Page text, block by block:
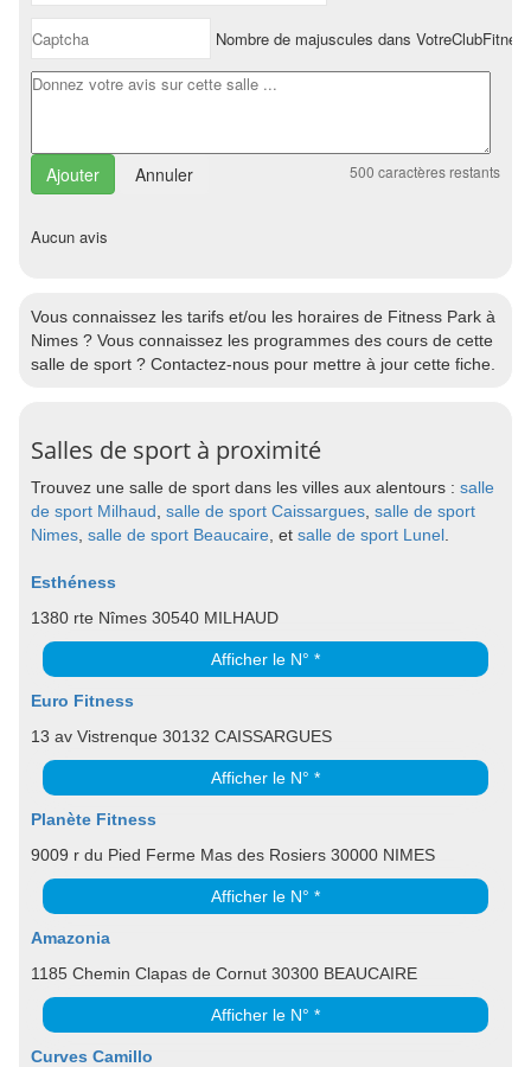
Nombre de majuscules dans
Annuler 500 caractères restants
Aucun avis
Vous connaissez les tarifs et/ou les horaires de Fitness Park à
Nimes ? Vous connaissez les programmes des cours de cette
salle de sport ? Contactez-nous pour mettre à jour cette fiche.
Salles de sport à proximité
Trouvez une salle de sport dans les villes aux alentours : salle
de sport Milhaud salle de sport Caissargues salle de sport
Nimes salle de sport Beaucaire , et salle de sport Lunel
Esthéness
1380 rte Nîmes 30540 MILHAUD
Afficher le N° *
Euro Fitness
13 av Vistrenque 30132 CAISSARGUES
Afficher le N° *
Planète Fitness
9009 r du Pied Ferme Mas des Rosiers 30000 NIMES
Afficher le N° *
Amazonia
1185 Chemin Clapas de Cornut 30300 BEAUCAIRE
Afficher le N° *
Curves Camillo